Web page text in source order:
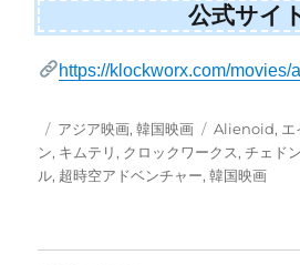
公式サイ
https://klockworx.com/movies/
投
稿
日:
カ
テ
ゴ
アジア映画,韓国映画
タ
グ
Alienoid, エ
ン, キムテリ , クロックワークス,チェド
ル, 超時空アドベンチャー,韓国映画